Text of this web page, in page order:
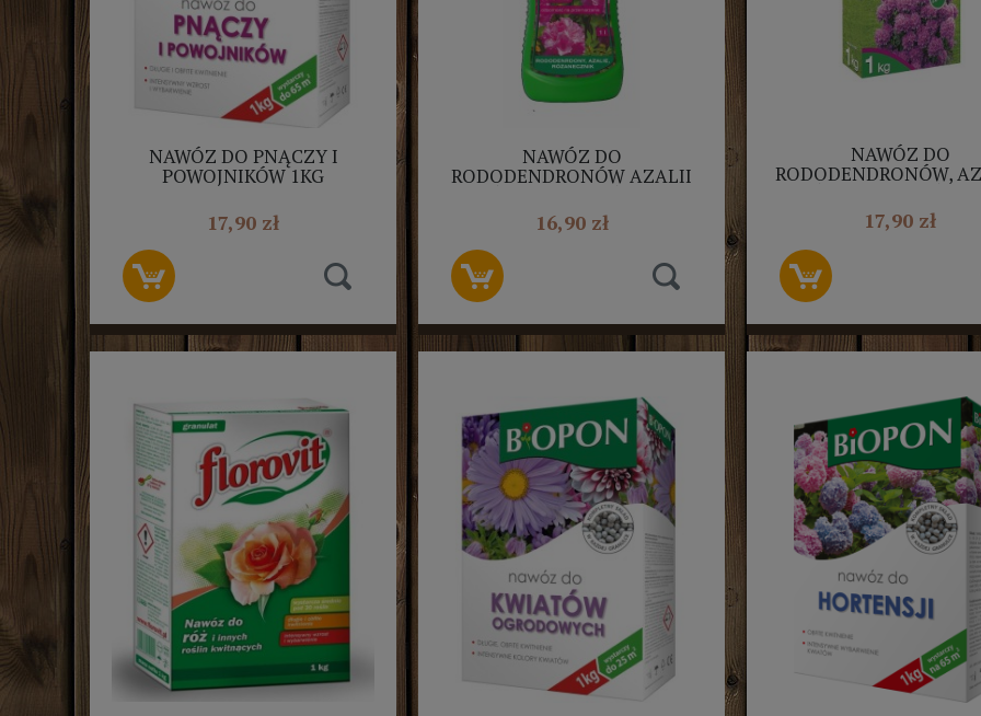
NAWÓZ DO PNĄCZY I
POWOJNIKÓW 1KG
GRANULOWANYBIOPON
17,90 zł
NAWÓZ DO
RODODENDRONÓW AZALII
16,90 zł
NAWÓZ DO
RODODENDRONÓW,
17,90 zł